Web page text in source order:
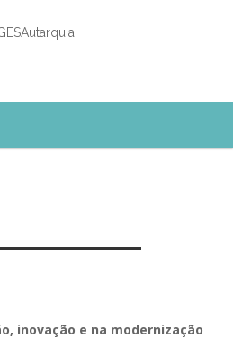
fazemos?
Email
inovação e na modernização